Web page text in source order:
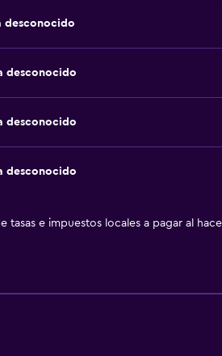
desconocido
desconocido
desconocido
desconocido
tasas e impuestos locales a pagar al